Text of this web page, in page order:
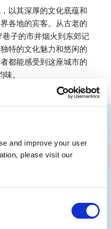
and improve your user
please visit our
以其深厚的文化底蕴和
各地的宾客。从古老的
子的市井烟火到东郊记
特的文化魅力和悠闲的
都能感受到这座城市的
味。